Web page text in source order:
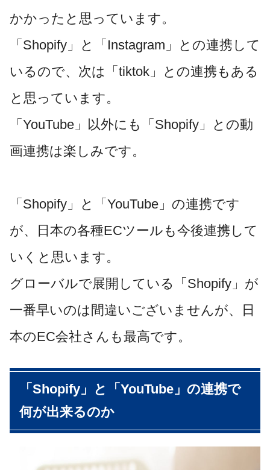
かかったと思っています。
「Shopify」と「Instagram」との連携して
いるので、次は「tiktok」との連携もある
と思っています。
「YouTube」以外にも「Shopify」との動
画連携は楽しみです。
「Shopify」と「YouTube」の連携です
が、日本の各種ECツールも今後連携して
いくと思います。
グローバルで展開している「Shopify」が
一番早いのは間違いございませんが、日
本のEC会社さんも最高です。
「Shopify」と「YouTube」の連携で
何が出来るのか